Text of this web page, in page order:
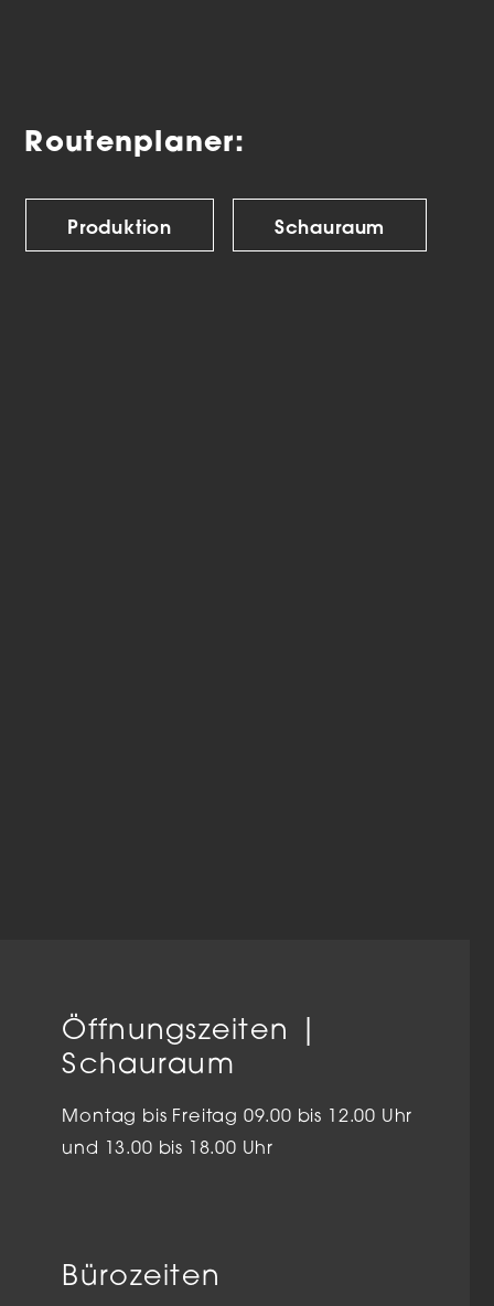
Routenplaner:
Produktion Schauraum
Öffnungszeiten |
Schauraum
Montag bis Freitag 09.00 bis 12.00 Uhr
und 13.00 bis 18.00 Uhr
Bürozeiten